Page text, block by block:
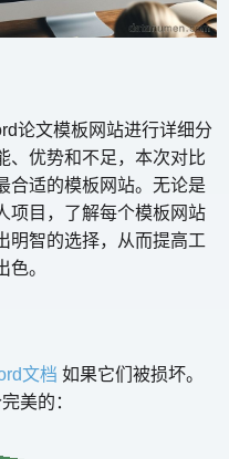
论文模板网站进行详细分
、优势和不足，本次对比
合适的模板网站。无论是
项目，了解每个模板网站
明智的选择，从而提高工
。
文档 如果它们被损坏。
美的：